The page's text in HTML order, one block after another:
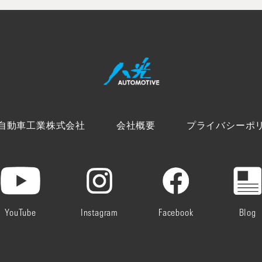
動車工業株式会社 会社概要 プライバシーポ
YouTube Instagram Facebook Blog